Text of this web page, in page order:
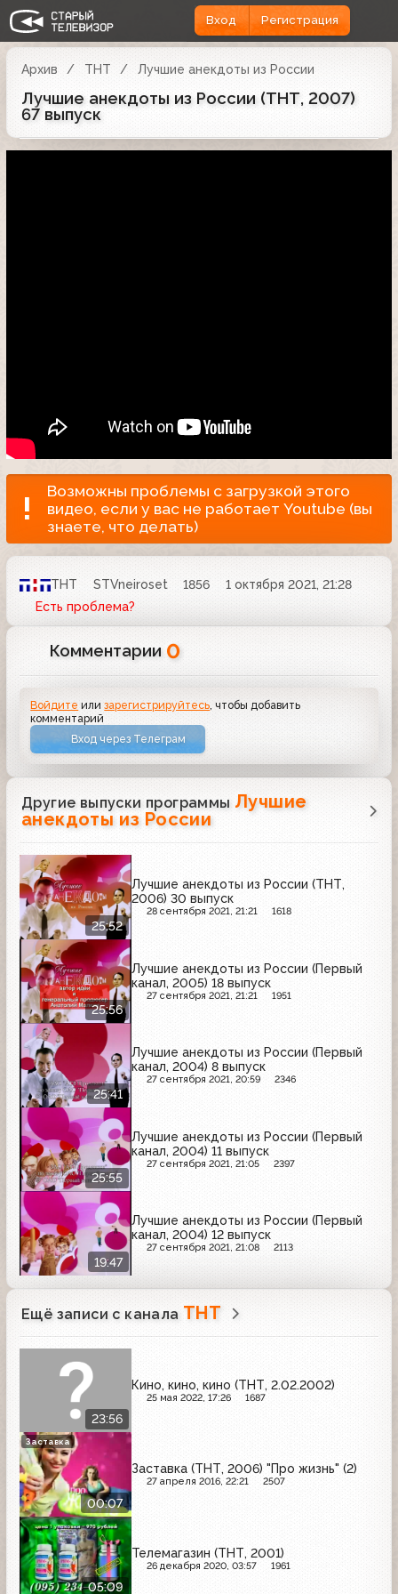
Вход Регистрация
Архив ТНТ Лучшие анекдоты из России
Лучшие анекдоты из России (ТНТ, 2007)
67 выпуск
Возможны проблемы с загрузкой этого
видео, если у вас не работает Youtube (вы
знаете, что делать)
ТНТ STVneiroset 1856
1 октября 2021, 21:28
Есть проблема?
Комментарии 0
Войдите илизарегистрируйтесь , чтобы добавить
комментарий
Вход через Телеграм
Другие выпуски программы Лучшие
анекдоты из России
25:52
Лучшие анекдоты из России (ТНТ,
2006) 30 выпуск
28 сентября 2021, 21:21 1618
25:56
Лучшие анекдоты из России (Первый
канал, 2005) 18 выпуск
27 сентября 2021, 21:21 1951
25:41
Лучшие анекдоты из России (Первый
канал, 2004) 8 выпуск
27 сентября 2021, 20:59 2346
25:55
Лучшие анекдоты из России (Первый
канал, 2004) 11 выпуск
27 сентября 2021, 21:05 2397
19:47
Лучшие анекдоты из России (Первый
канал, 2004) 12 выпуск
27 сентября 2021, 21:08 2113
Ещё записи с канала ТНТ
23:56
Кино, кино, кино (ТНТ, 2.02.2002)
25 мая 2022, 17:26 1687
00:07
Заставка (ТНТ, 2006) "Про жизнь" (2)
27 апреля 2016, 22:21 2507
Заставка
05:09
Телемагазин (ТНТ, 2001)
26 декабря 2020, 03:57 1961